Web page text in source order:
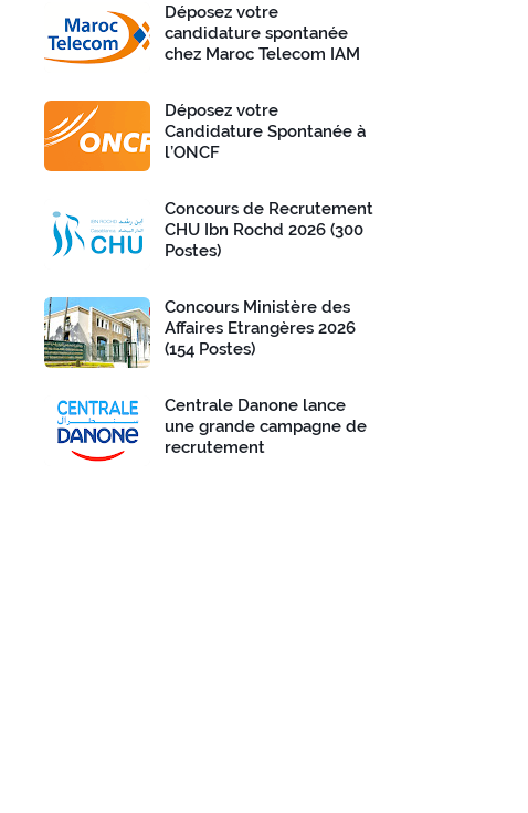
Déposez votre
candidature spontanée
chez Maroc Telecom IAM
Déposez votre
Candidature Spontanée à
l’ONCF
Concours de Recrutement
CHU Ibn Rochd 2026 (300
Postes)
Concours Ministère des
Affaires Etrangères 2026
(154 Postes)
Centrale Danone lance
une grande campagne de
recrutement